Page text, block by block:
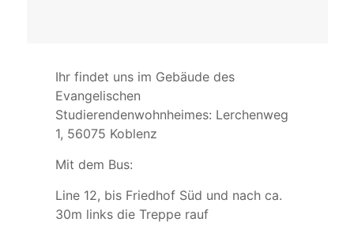
Ihr findet uns im Gebäude des
Evangelischen
Studierendenwohnheimes: Lerchenweg
1, 56075 Koblenz
Mit dem Bus:
Line 12, bis Friedhof Süd und nach ca.
30m links die Treppe rauf